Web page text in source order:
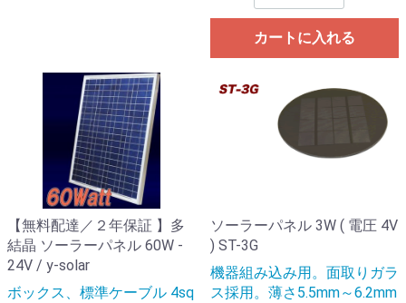
カートに入れる
【無料配達／２年保証 】多
結晶 ソーラーパネル 60W -
24V / y-solar
ボックス、標準ケーブル 4sq
ソーラーパネル 3W ( 電圧 4V
) ST-3G
機器組み込み用。面取りガラ
ス採用。薄さ5.5mm～6.2mm